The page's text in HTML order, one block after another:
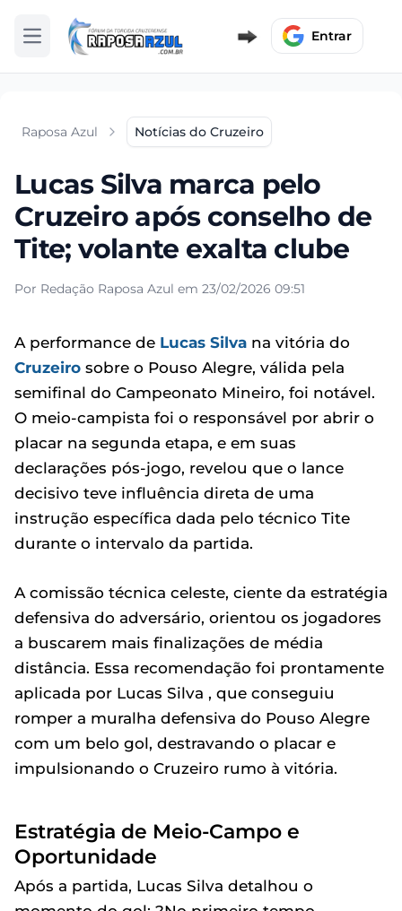
Abrir menu Entrar
Raposa Azul Notícias do Cruzeiro
Lucas Silva marca pelo
Cruzeiro após conselho de
Tite; volante exalta clube
Por Redação Raposa Azul em 23/02/2026 09:51
A performance de Lucas Silva na vitória do
Cruzeiro sobre o Pouso Alegre, válida pela
semifinal do Campeonato Mineiro, foi notável.
O meio-campista foi o responsável por abrir o
placar na segunda etapa, e em suas
declarações pós-jogo, revelou que o lance
decisivo teve influência direta de uma
instrução específica dada pelo técnico Tite
durante o intervalo da partida.
A comissão técnica celeste, ciente da estratégia
defensiva do adversário, orientou os jogadores
a buscarem mais finalizações de média
distância. Essa recomendação foi prontamente
aplicada por Lucas Silva , que conseguiu
romper a muralha defensiva do Pouso Alegre
com um belo gol, destravando o placar e
impulsionando o Cruzeiro rumo à vitória.
Estratégia de Meio-Campo e
Oportunidade
Após a partida, Lucas Silva detalhou o